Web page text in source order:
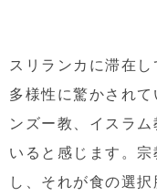
スリランカに滞在
多様性に驚かされ
ンズー教、イスラ
いると感じます。
し、それが食の選